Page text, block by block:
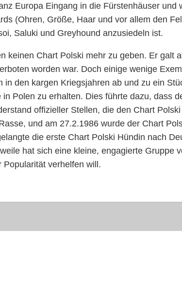
Europa Eingang in die Fürstenhäuser
(Ohren, Größe, Haar und vor allem den
Saluki und Greyhound anzusiedeln ist.
keinen Chart Polski mehr zu geben. Er galt
worden war. Doch einige wenige
den kargen Kriegsjahren ab und zu ein
Polen zu erhalten. Dies führte dazu, dass
offizieller Stellen, die den Chart
und am 27.2.1986 wurde der Chart
die erste Chart Polski Hündin nach
hat sich eine kleine, engagierte Gruppe
verhelfen will.